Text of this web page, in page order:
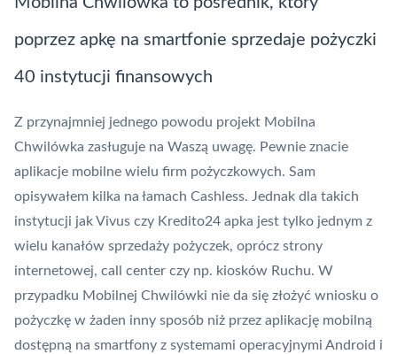
poprzez apkę na smartfonie sprzedaje pożyczki
40 instytucji finansowych
Z przynajmniej jednego powodu projekt Mobilna
Chwilówka zasługuje na Waszą uwagę. Pewnie znacie
aplikacje mobilne wielu firm pożyczkowych. Sam
opisywałem kilka na łamach Cashless. Jednak dla takich
instytucji jak Vivus czy Kredito24 apka jest tylko jednym z
wielu kanałów sprzedaży pożyczek, oprócz strony
internetowej, call center czy np. kiosków Ruchu. W
przypadku Mobilnej Chwilówki nie da się złożyć wniosku o
pożyczkę w żaden inny sposób niż przez aplikację mobilną
dostępną na smartfony z systemami operacyjnymi Android i